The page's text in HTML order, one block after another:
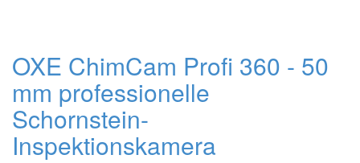
OXE ChimCam Profi 360 - 50
mm professionelle
Schornstein-
Inspektionskamera